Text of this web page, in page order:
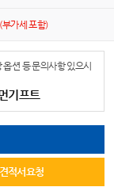
(부가세 포함)
션 등 문의사항 있으시
기프트
견적서요청